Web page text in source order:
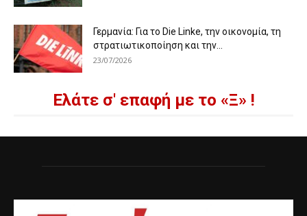
Γερμανία: Για το Die Linke, την οικονομία, τη
στρατιωτικοποίηση και την...
23/07/2026
Ελάτε σ' επαφή με το «Ξ» !